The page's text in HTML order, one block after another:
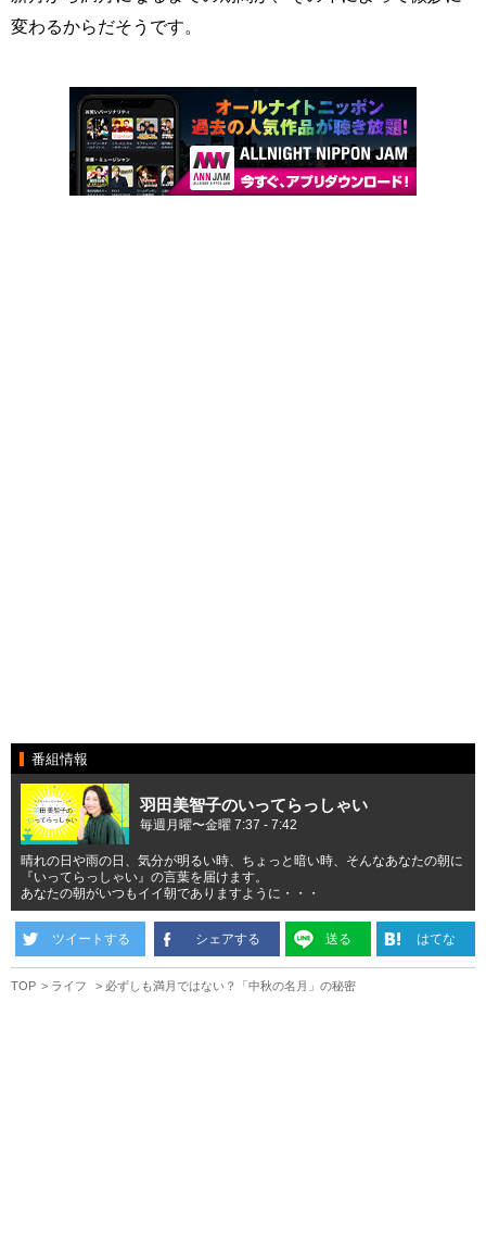
変わるからだそうです。
番組情報
羽田美智子のいってらっしゃい
毎週月曜〜金曜 7:37 - 7:42
晴れの日や雨の日、気分が明るい時、ちょっと暗い時、そんなあなたの朝に
『いってらっしゃい』の言葉を届けます。
あなたの朝がいつもイイ朝でありますように・・・
ツイートする シェアする 送る はてな
TOP ライフ 必ずしも満月ではない？「中秋の名月」の秘密